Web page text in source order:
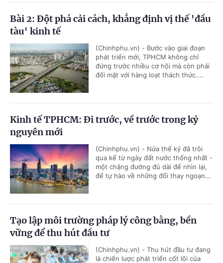
Bài 2: Đột phá cải cách, khẳng định vị thế 'đầu
tàu' kinh tế
(Chinhphu.vn) - Bước vào giai đoạn
phát triển mới, TPHCM không chỉ
đứng trước nhiều cơ hội mà còn phải
đối mặt với hàng loạt thách thức....
Kinh tế TPHCM: Đi trước, về trước trong kỷ
nguyên mới
(Chinhphu.vn) - Nửa thế kỷ đã trôi
qua kể từ ngày đất nước thống nhất -
một chặng đường đủ dài để nhìn lại,
để tự hào về những đổi thay ngoạn...
Tạo lập môi trường pháp lý công bằng, bền
vững để thu hút đầu tư
(Chinhphu.vn) - Thu hút đầu tư đang
là chiến lược phát triển cốt lõi của